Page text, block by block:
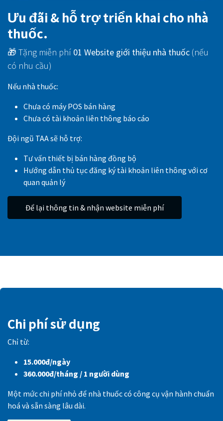
Ưu đãi & hỗ trợ triển khai cho nhà
thuốc.
🎁 Tặng miễn phí 01 Website giới thiệu nhà thuốc (nếu
có nhu cầu)
Nếu nhà thuốc:
Chưa có máy POS bán hàng
Chưa có tài khoản liên thông báo cáo
Đội ngũ TAA sẽ hỗ trợ:
Tư vấn thiết bị bán hàng đồng bộ
Hướng dẫn thủ tục đăng ký tài khoản liên thông với cơ
quan quản lý
Để lại thông tin & nhận website miễn phí
Chi phí sử dụng
Chỉ từ:
15.000đ/ngày
360.000đ/tháng / 1 người dùng
Một mức chi phí nhỏ để nhà thuốc có công cụ vận hành chuẩn
hoá và sẵn sàng lâu dài.